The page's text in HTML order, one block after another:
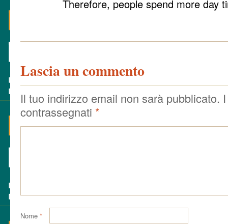
Therefore, people spend more day
Lascia un commento
Il tuo indirizzo email non sarà pubblicato.
contrassegnati *
Nome *